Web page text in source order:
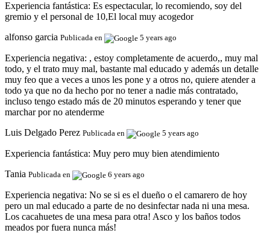
Experiencia fantástica: Es espectacular, lo recomiendo, soy del
gremio y el personal de 10,El local muy acogedor
alfonso garcia Publicada en 5 years ago
Experiencia negativa: , estoy completamente de acuerdo,, muy mal
todo, y el trato muy mal, bastante mal educado y además un detalle
muy feo que a veces a unos les pone y a otros no, quiere atender a
todo ya que no da hecho por no tener a nadie más contratado,
incluso tengo estado más de 20 minutos esperando y tener que
marchar por no atenderme
Luis Delgado Perez Publicada en 5 years ago
Experiencia fantástica: Muy pero muy bien atendimiento
Tania Publicada en 6 years ago
Experiencia negativa: No se si es el dueño o el camarero de hoy
pero un mal educado a parte de no desinfectar nada ni una mesa.
Los cacahuetes de una mesa para otra! Asco y los baños todos
meados por fuera nunca más!